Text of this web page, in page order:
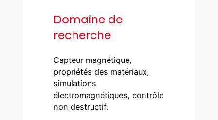
Domaine de
recherche
Capteur magnétique,
propriétés des matériaux,
simulations
électromagnétiques, contrôle
non destructif.